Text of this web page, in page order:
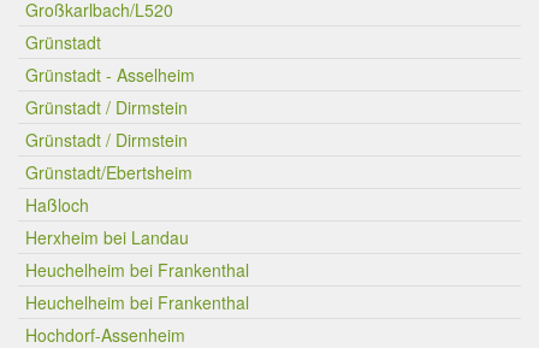
Großkarlbach/L520
Grünstadt
Grünstadt - Asselheim
Grünstadt / Dirmstein
Grünstadt / Dirmstein
Grünstadt/Ebertsheim
Haßloch
Herxheim bei Landau
Heuchelheim bei Frankenthal
Heuchelheim bei Frankenthal
Hochdorf-Assenheim